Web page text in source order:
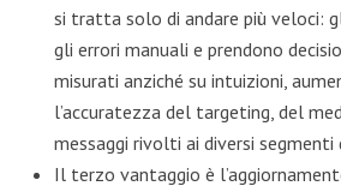
si tratta solo di andare più veloci:
gli errori manuali e prendono
misurati anziché su intuizioni,
l’accuratezza del targeting, del
messaggi rivolti ai diversi segmenti
Il terzo vantaggio è